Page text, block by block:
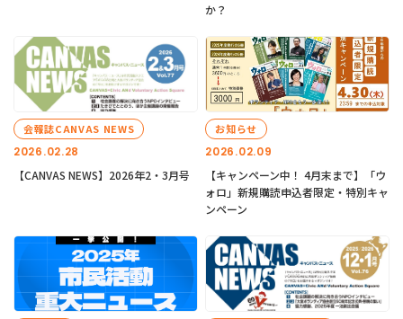
か？
2026.02.28
会報誌CANVAS NEWS
【CANVAS NEWS】2026年2・3月号
2026.02.09
お知らせ
【キャンペーン中！ 4月末まで】「ウ
ォロ」新規購読申込者限定・特別キャ
ンペーン